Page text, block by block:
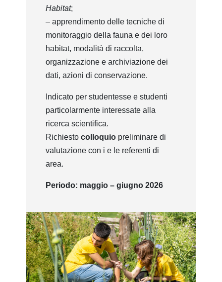
Habitat;
– apprendimento delle tecniche di
monitoraggio della fauna e dei loro
habitat, modalità di raccolta,
organizzazione e archiviazione dei
dati, azioni di conservazione.
Indicato per studentesse e studenti
particolarmente interessate alla
ricerca scientifica.
Richiesto colloquio preliminare di
valutazione con i e le referenti di
area.
Periodo: maggio – giugno 2026